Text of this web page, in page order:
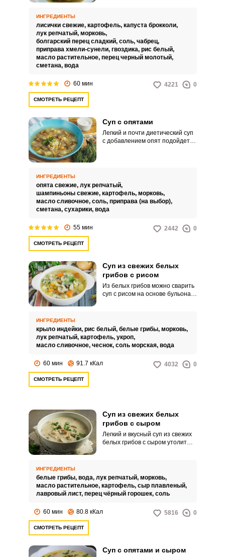
в огороде свежие овощи, а в
лесу – свежие грибы.
ИНГРЕДИЕНТЫ
лисички свежие, картофель, капуста брокколи,
лук репчатый, морковь,
болгарский перец сладкий, соль, чабрец,
приправа хмели-сунели, гвоздика, рис белый,
масло растительное, перец черный молотый,
сметана, вода
60 мин 4221 0
СМОТРЕТЬ РЕЦЕПТ
Суп с опятами
Легкий и почти диетический суп
с добавлением опят подойдет
растительным, тогда суп станет
полностью постным.
ИНГРЕДИЕНТЫ
опята свежие, лук репчатый,
шампиньоны свежие, картофель, морковь,
масло сливочное, соль, приправа (на выбор),
сметана, сухарики, вода
55 мин 2442 0
СМОТРЕТЬ РЕЦЕПТ
Суп из свежих белых
грибов с рисом
Из белых грибов можно сварить
суп с рисом на основе бульона
ИНГРЕДИЕНТЫ
крыло индейки, рис белый, белые грибы, морковь,
лук репчатый, картофель, укроп,
масло сливочное, чеснок, соль морская, вода
60 мин 91.7 кКал 4032 0
СМОТРЕТЬ РЕЦЕПТ
Суп из свежих белых
грибов с сыром
Легкий и вкусный суп из свежих
белых грибов с сыром утолит
отлично сочетаются друг с
другом.
ИНГРЕДИЕНТЫ
белые грибы, вода, лук репчатый, морковь,
масло растительное, картофель, сыр плавленый,
лавровый лист, перец чёрный горошек, соль
60 мин 80.8 кКал 5816 0
СМОТРЕТЬ РЕЦЕПТ
Суп с опятами и сыром